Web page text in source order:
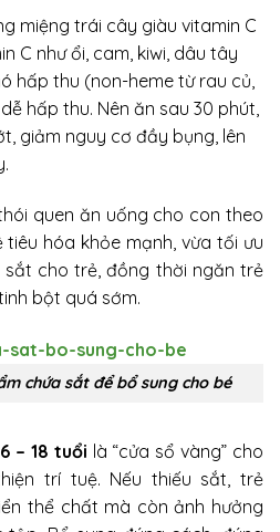
miệng trái cây giàu vitamin C
C như ổi, cam, kiwi, dâu tây
hấp thu (non-heme từ rau củ,
hấp thu. Nên ăn sau 30 phút,
giảm nguy cơ đầy bụng, lên
quen ăn uống cho con theo
hóa khỏe mạnh, vừa tối ưu
cho trẻ, đồng thời ngăn trẻ
bột quá sớm.
chứa sắt để bổ sung cho bé
– 18 tuổi là “cửa sổ vàng” cho
trí tuệ. Nếu thiếu sắt, trẻ
thể chất mà còn ảnh hưởng